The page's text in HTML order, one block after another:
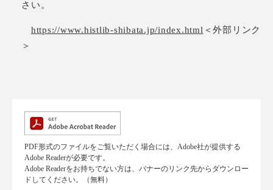
さい。
https://www.histlib-shibata.jp/index.html ＜外部リンク
＞
PDF形式のファイルをご覧いただく場合には、Adobe社が提供する
Adobe Readerが必要です。
Adobe Readerをお持ちでない方は、バナーのリンク先からダウンロー
ドしてください。（無料）